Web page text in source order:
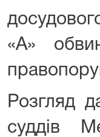
«А»
Розгляд
суддів